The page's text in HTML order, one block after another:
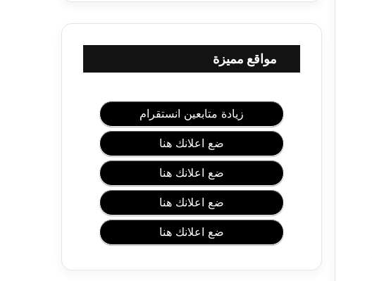
ل
ا
مواقع مميزة
زيادة متابعين انستقرام
ضع اعلانك هنا
ضع اعلانك هنا
ضع اعلانك هنا
ضع اعلانك هنا